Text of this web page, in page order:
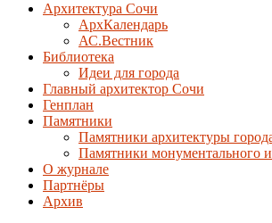
Архитектура Сочи
АрхКалендарь
АС.Вестник
Библиотека
Идеи для города
Главный архитектор Сочи
Генплан
Памятники
Памятники архитектуры
Памятники монументального
О журнале
Партнёры
Архив